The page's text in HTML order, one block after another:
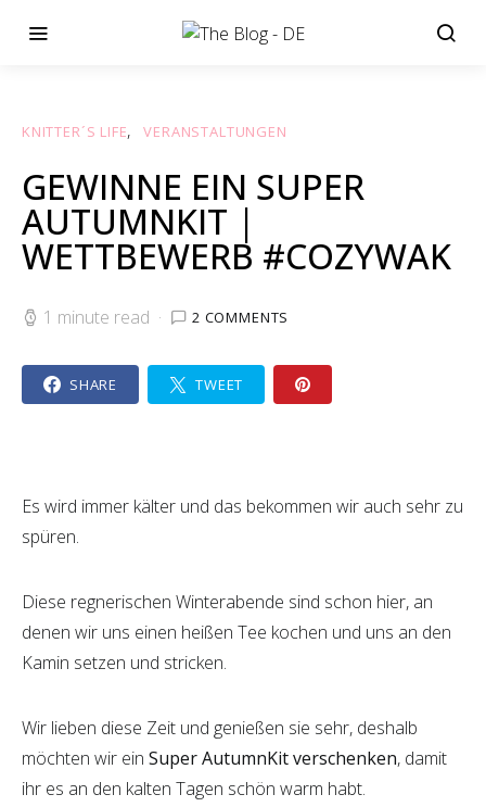
KNITTER´S LIFE VERANSTALTUNGEN
GEWINNE EIN SUPER
AUTUMNKIT |
WETTBEWERB #COZYWAK
1 minute read 2 COMMENTS
SHARE TWEET
Es wird immer kälter und das bekommen wir auch sehr zu
spüren.
Diese regnerischen Winterabende sind schon hier, an
denen wir uns einen heißen Tee kochen und uns an den
Kamin setzen und stricken.
Wir lieben diese Zeit und genießen sie sehr, deshalb
möchten wir ein Super AutumnKit verschenken, damit
ihr es an den kalten Tagen schön warm habt.